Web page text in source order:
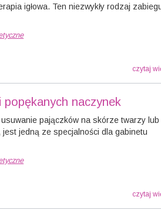
igłowa. Ten niezwykły rodzaj
czytaj
popękanych naczynek
pajączków na skórze twarzy lub
jest jedną ze specjalności dla gabinetu
czytaj